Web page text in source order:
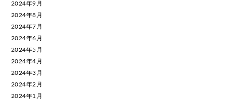
2024年9月
2024年8月
2024年7月
2024年6月
2024年5月
2024年4月
2024年3月
2024年2月
2024年1月